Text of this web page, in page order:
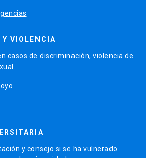
VIOLENCIA
casos de discriminación, violencia de
y consejo si se ha vulnerado